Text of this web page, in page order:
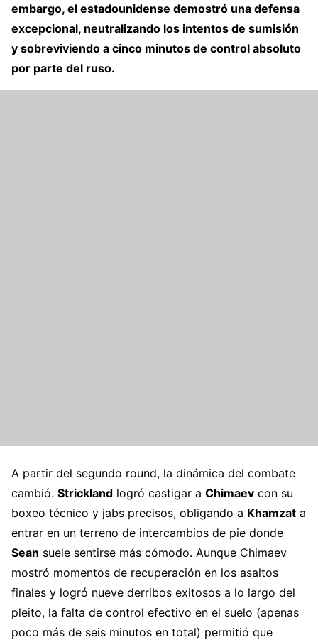
embargo, el estadounidense demostró una defensa
excepcional, neutralizando los intentos de sumisión
y sobreviviendo a cinco minutos de control absoluto
por parte del ruso.
A partir del segundo round, la dinámica del combate
cambió. Strickland logró castigar a Chimaev con su
boxeo técnico y jabs precisos, obligando a Khamzat a
entrar en un terreno de intercambios de pie donde
Sean suele sentirse más cómodo. Aunque Chimaev
mostró momentos de recuperación en los asaltos
finales y logró nueve derribos exitosos a lo largo del
pleito, la falta de control efectivo en el suelo (apenas
poco más de seis minutos en total) permitió que